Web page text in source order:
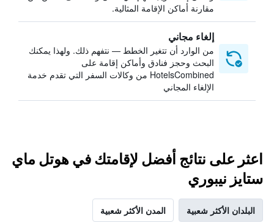
مقارنة أماكن الإقامة المثالية.
إلغاء مجاني
من الوارد أن تتغير الخطط — نتفهم ذلك. ولهذا يمكنك
البحث وحجز فنادق وأماكن إقامة على
HotelsCombined من وكالات السفر التي تقدم خدمة
الإلغاء المجاني
اعثر على نتائج أفضل لإقامتك في هوتل ماي
ستايز نيبوري
البلدان الأكثر شعبية المدن الأكثر شعبية